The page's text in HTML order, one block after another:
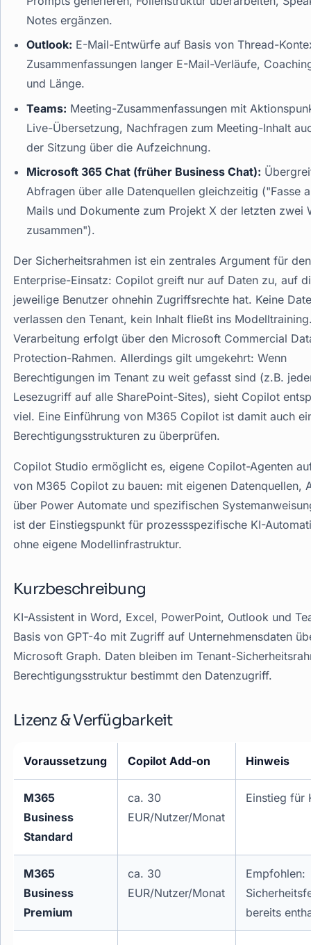
Notes ergänzen.
Outlook: E-Mail-Entwürfe auf Basis von Thread-
Zusammenfassungen langer E-Mail-Verläufe,
und Länge.
Teams: Meeting-Zusammenfassungen mit
Live-Übersetzung, Nachfragen zum Meeting-Inhalt
der Sitzung über die Aufzeichnung.
Microsoft 365 Chat (früher Business Chat):
Abfragen über alle Datenquellen gleichzeitig ("Fasse
Mails und Dokumente zum Projekt X der letzten zwei
zusammen").
Der Sicherheitsrahmen ist ein zentrales Argument für den
Enterprise-Einsatz: Copilot greift nur auf Daten zu, auf
jeweilige Benutzer ohnehin Zugriffsrechte hat. Keine
verlassen den Tenant, kein Inhalt fließt ins
Verarbeitung erfolgt über den Microsoft Commercial
Protection-Rahmen. Allerdings gilt umgekehrt: Wenn
Berechtigungen im Tenant zu weit gefasst sind (z.B.
Lesezugriff auf alle SharePoint-Sites), sieht Copilot
viel. Eine Einführung von M365 Copilot ist damit auch
Berechtigungsstrukturen zu überprüfen.
Copilot Studio ermöglicht es, eigene Copilot-Agenten
von M365 Copilot zu bauen: mit eigenen Datenquellen,
über Power Automate und spezifischen
ist der Einstiegspunkt für prozessspezifische KI-
ohne eigene Modellinfrastruktur.
Kurzbeschreibung
KI-Assistent in Word, Excel, PowerPoint, Outlook und
Basis von GPT-4o mit Zugriff auf Unternehmensdaten
Microsoft Graph. Daten bleiben im Tenant-
Berechtigungsstruktur bestimmt den Datenzugriff.
Lizenz & Verfügbarkeit
Voraussetzung Copilot Add-on Hinweis
M365
Business
Standard
ca. 30
EUR/Nutzer/Monat
Einstieg für
M365
Business
Premium
ca. 30
EUR/Nutzer/Monat
Empfohlen:
bereits